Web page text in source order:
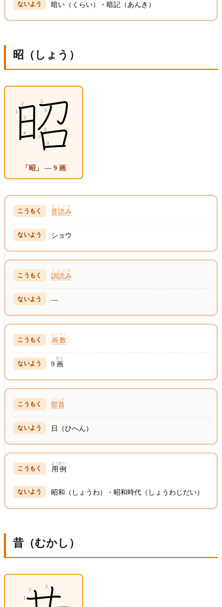
暗い（くらい）・暗記（あんき）
昭（しょう）
「昭」 — 9 画
音読み
おんよみ
ショウ
訓読み
くんよみ
—
画数
かくすう
9 画
かく
部首
ぶしゅ
日（ひへん）
用例
ようれい
昭和（しょうわ）・昭和時代（しょうわじだい）
昔（むかし）